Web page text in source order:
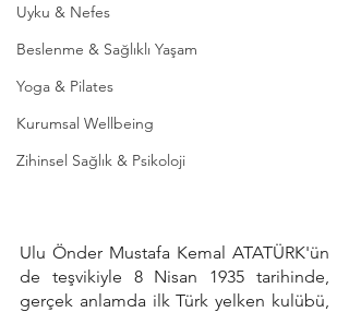
Uyku & Nefes
Beslenme & Sağlıklı Yaşam
Yoga & Pilates
Kurumsal Wellbeing
Zihinsel Sağlık & Psikoloji
Ulu Önder Mustafa Kemal ATATÜRK'ün
de teşvikiyle 8 Nisan 1935 tarihinde,
gerçek anlamda ilk Türk yelken kulübü,